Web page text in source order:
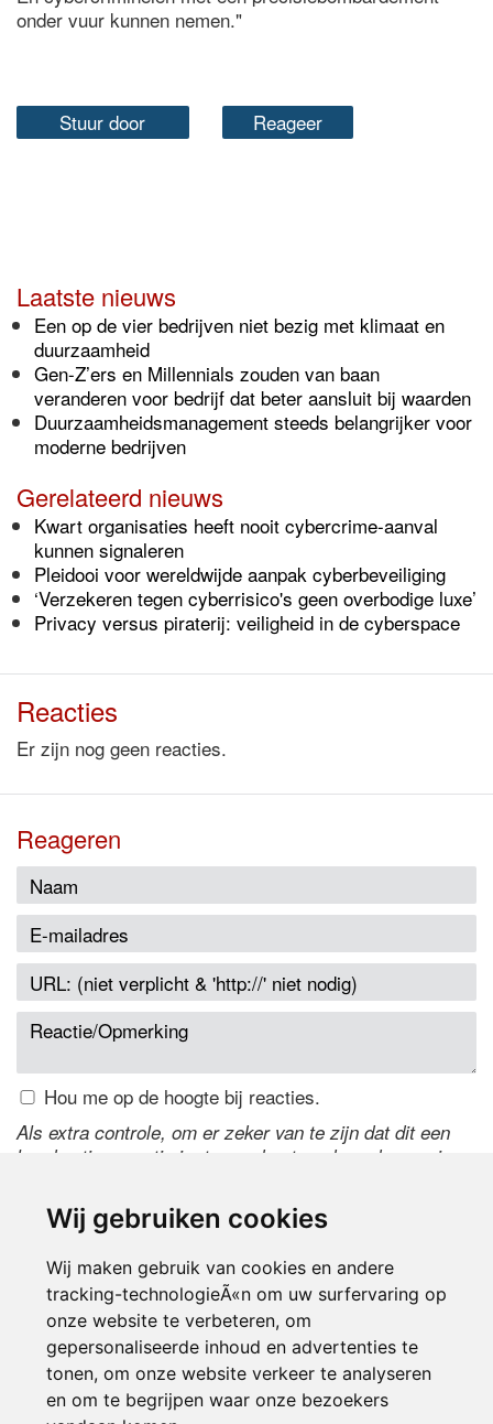
Wij gebruiken cookies
Wij maken gebruik van cookies en andere
tracking-technologieÃ«n om uw surfervaring op
onze website te verbeteren, om
gepersonaliseerde inhoud en advertenties te
tonen, om onze website verkeer te analyseren
en om te begrijpen waar onze bezoekers
onder vuur kunnen nemen."
Stuur door Reageer
Laatste nieuws
Een op de vier bedrijven niet bezig met klimaat en
duurzaamheid
Gen-Z’ers en Millennials zouden van baan
veranderen voor bedrijf dat beter aansluit bij waarden
Duurzaamheidsmanagement steeds belangrijker voor
moderne bedrijven
Gerelateerd nieuws
Kwart organisaties heeft nooit cybercrime-aanval
kunnen signaleren
Pleidooi voor wereldwijde aanpak cyberbeveiliging
‘Verzekeren tegen cyberrisico's geen overbodige luxe’
Privacy versus piraterij: veiligheid in de cyberspace
Reacties
Er zijn nog geen reacties.
Reageren
Hou me op de hoogte bij reacties.
Als extra controle, om er zeker van te zijn dat dit een
handmatige reactie is, typ onderstaande code over in
de code te wijzigen.